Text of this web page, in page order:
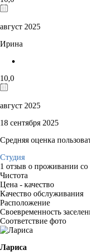
август 2025
Ирина
10,0
август 2025
18 сентября 2025
Средняя оценка
Студия
1 отзыв о проживании со
Чистота
Цена - качество
Качество обслуживания
Расположение
Своевременность
Соответствие фото
Лариса